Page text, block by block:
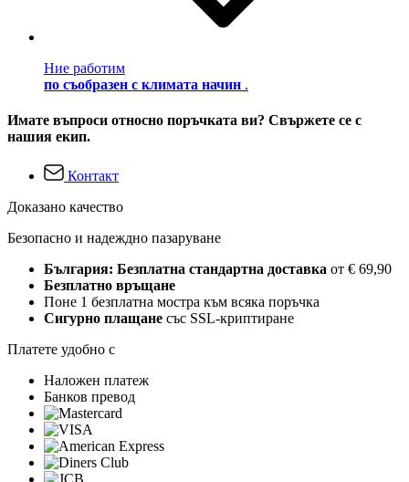
Ние работим
по съобразен с климата начин .
Имате въпроси относно поръчката ви? Свържете се с
нашия екип.
Контакт
Доказано качество
Безопасно и надеждно пазаруване
България: Безплатна стандартна доставка от € 69,90
Безплатно връщане
Поне 1 безплатна мостра към всяка поръчка
Сигурно плащане със SSL-криптиране
Платете удобно с
Наложен платеж
Банков превод